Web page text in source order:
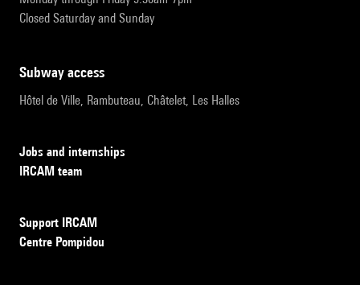
Closed Saturday and Sunday
subway access
Hôtel de Ville, Rambuteau, Châtelet, Les Halles
Jobs and internships
IRCAM team
Support IRCAM
Centre Pompidou